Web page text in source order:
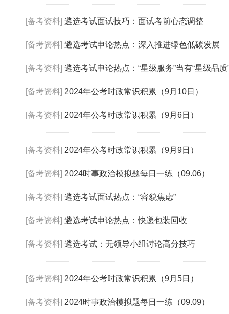
[备考资料] 遴选考试面试技巧：面试考前心态调整
[备考资料] 遴选考试申论热点：深入推进绿色低碳发展
[备考资料] 遴选考试申论热点：“星级服务”当有“星级品质
[备考资料] 2024年公考时政常识积累（9月10日）
[备考资料] 2024年公考时政常识积累（9月6日）
[备考资料] 2024年公考时政常识积累（9月9日）
[备考资料] 2024时事政治模拟题每日一练（09.06）
[备考资料] 遴选考试面试热点：“容貌焦虑”
[备考资料] 遴选考试申论热点：快递包装回收
[备考资料] 遴选考试：无领导小组讨论高分技巧
[备考资料] 2024年公考时政常识积累（9月5日）
[备考资料] 2024时事政治模拟题每日一练（09.09）